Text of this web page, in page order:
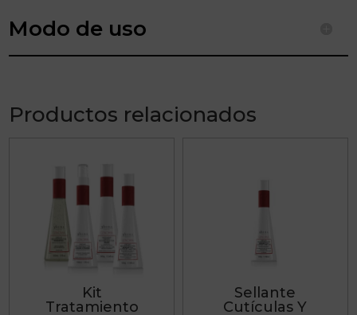
Modo de uso
Productos relacionados
Kit
Tratamiento
Sellante
Cutículas Y